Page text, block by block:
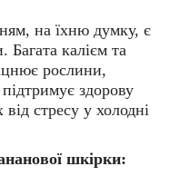
на їхню думку, є
Багата калієм та
рослини,
здорову
стресу у холодні
шкірки: